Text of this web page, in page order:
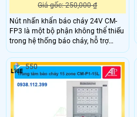
Giá gốc: 250,000 ₫
Nút nhấn khẩn báo cháy 24V CM-
FP3 là một bộ phận không thể thiếu
trong hệ thống báo cháy, hỗ trợ
người phát hiện cháy gửi tín hiệu
khẩn cấp. Với thiết kế nhỏ gọn, chất
liệu bền bỉ và hoạt động ổn định,
cho phép kích hoạt báo động nhanh
chóng chỉ bằng một thao tác đơn
giản.
550